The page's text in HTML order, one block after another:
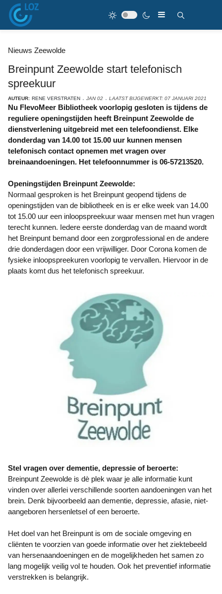
Nieuws Zeewolde
Breinpunt Zeewolde start telefonisch
spreekuur
AUTEUR: RENE VERSTRATEN JAN 02 LAATST BIJGEWERKT: 07 JANUARI 2021
Nu FlevoMeer Bibliotheek voorlopig gesloten is tijdens de
reguliere openingstijden heeft Breinpunt Zeewolde de
dienstverlening uitgebreid met een telefoondienst. Elke
donderdag van 14.00 tot 15.00 uur kunnen mensen
telefonisch contact opnemen met vragen over
breinaandoeningen. Het telefoonnummer is 06-57213520.
Openingstijden Breinpunt Zeewolde:
Normaal gesproken is het Breinpunt geopend tijdens de
openingstijden van de bibliotheek en is er elke week van 14.00
tot 15.00 uur een inloopspreekuur waar mensen met hun vragen
terecht kunnen. Iedere eerste donderdag van de maand wordt
het Breinpunt bemand door een zorgprofessional en de andere
drie donderdagen door een vrijwilliger. Door Corona komen de
fysieke inloopspreekuren voorlopig te vervallen. Hiervoor in de
plaats komt dus het telefonisch spreekuur.
Stel vragen over dementie, depressie of beroerte:
Breinpunt Zeewolde is dè plek waar je alle informatie kunt
vinden over allerlei verschillende soorten aandoeningen van het
brein. Denk bijvoorbeeld aan dementie, depressie, afasie, niet-
aangeboren hersenletsel of een beroerte.
Het doel van het Breinpunt is om de sociale omgeving en
cliënten te voorzien van goede informatie over het ziektebeeld
van hersenaandoeningen en de mogelijkheden het samen zo
lang mogelijk veilig vol te houden. Ook het preventief informatie
verstrekken is belangrijk.